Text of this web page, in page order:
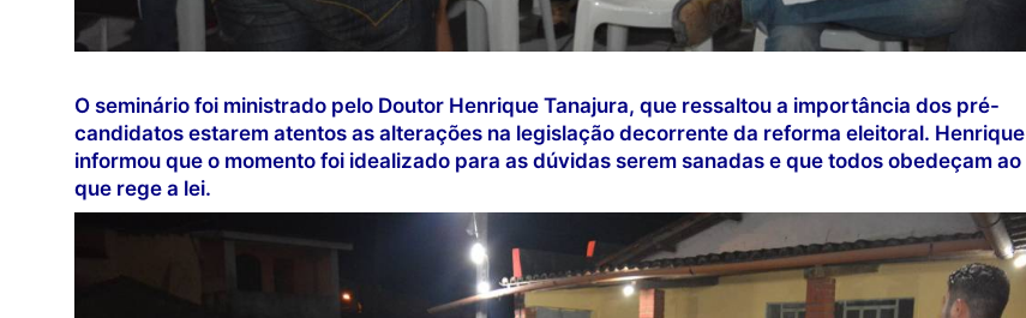
O seminário foi ministrado pelo Doutor Henrique Tanajura, que ressaltou a importância dos pré-
candidatos estarem atentos as alterações na legislação decorrente da reforma eleitoral. Henrique
informou que o momento foi idealizado para as dúvidas serem sanadas e que todos obedeçam ao
que rege a lei.